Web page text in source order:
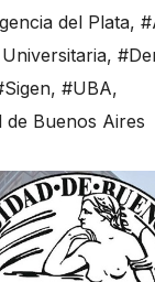
del Plata,
,
, #UBA,
de Buenos Aires